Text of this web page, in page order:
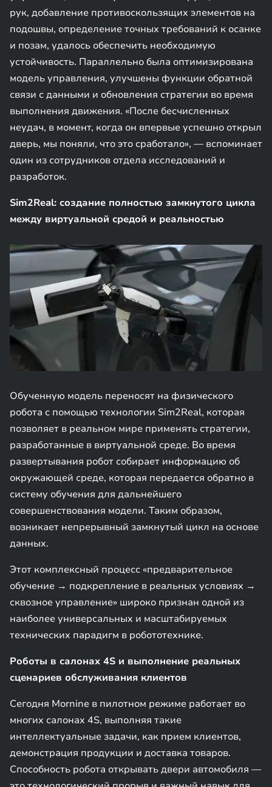
рук, добавление противоскользящих элементов на
подошвы, определение точных требований к осанке
и позам, удалось обеспечить необходимую
устойчивость. Параллельно была оптимизирована
модель управления, улучшены функции обратной
связи с данными и обновления стратегии во время
выполнения движения. «После бесчисленных
неудач, в момент, когда он впервые успешно открыл
дверь, мы поняли, что это сработало», — вспоминает
один из сотрудников отдела исследований и
разработок.
Sim2Real: создание полностью замкнутого цикла
между виртуальной средой и реальностью
Обученную модель переносят на физического
робота с помощью технологии Sim2Real, которая
позволяет в реальном мире применять стратегии,
разработанные в виртуальной среде. Во время
развертывания робот собирает информацию об
окружающей среде, которая передается обратно в
систему обучения для дальнейшего
совершенствования модели. Таким образом,
возникает непрерывный замкнутый цикл на основе
данных.
Этот комплексный процесс «предварительное
обучение → подкрепление в реальных условиях →
сквозное управление» широко признан одной из
наиболее универсальных и масштабируемых
технических парадигм в робототехнике.
Роботы в салонах 4S и выполнение реальных
сценариев обслуживания клиентов
Сегодня Mornine в пилотном режиме работает во
многих салонах 4S, выполняя такие
интеллектуальные задачи, как прием клиентов,
демонстрация продукции и доставка товаров.
Способность робота открывать двери автомобиля —